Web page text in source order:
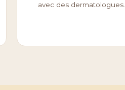
avec des dermatologues.